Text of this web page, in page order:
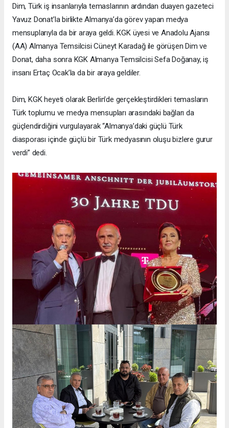
Dim, Türk iş insanlarıyla temaslarının ardından duayen gazeteci
Yavuz Donat’la birlikte Almanya’da görev yapan medya
mensuplarıyla da bir araya geldi. KGK üyesi ve Anadolu Ajansı
(AA) Almanya Temsilcisi Cüneyt Karadağ ile görüşen Dim ve
Donat, daha sonra KGK Almanya Temsilcisi Sefa Doğanay, iş
insanı Ertaç Ocak’la da bir araya geldiler.
Dim, KGK heyeti olarak Berlin’de gerçekleştirdikleri temasların
Türk toplumu ve medya mensupları arasındaki bağları da
güçlendirdiğini vurgulayarak “Almanya’daki güçlü Türk
diasporası içinde güçlü bir Türk medyasının oluşu bizlere gurur
verdi” dedi.